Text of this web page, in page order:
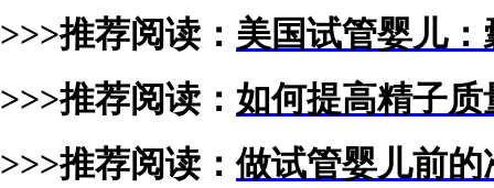
>>>推荐阅读： 美国试管婴儿
>>>推荐阅读： 如何提高精子
>>>推荐阅读：做试管婴儿前